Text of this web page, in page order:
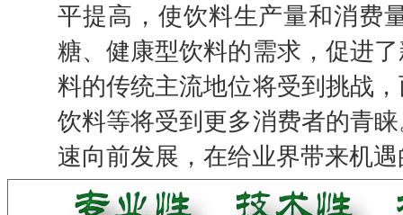
平提高，使饮料生产量和消费
糖、健康型饮料的需求，促进
料的传统主流地位将受到挑战
饮料等将受到更多消费者的青
速向前发展，在给业界带来机